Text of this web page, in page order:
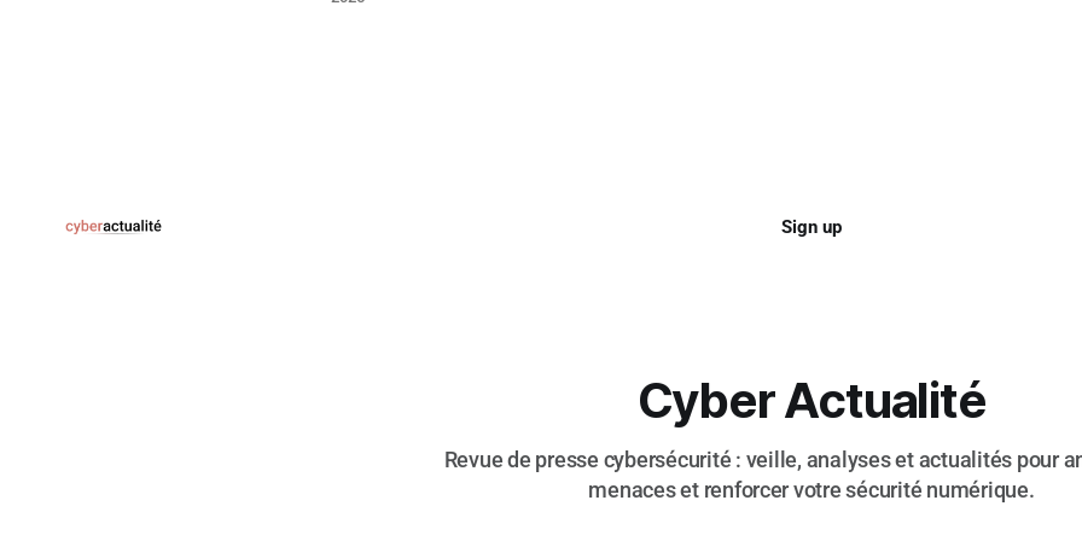
Sign up
Cyber Actualité
Revue de presse cybersécurité : veille, analyses et actualités pour
menaces et renforcer votre sécurité numérique.